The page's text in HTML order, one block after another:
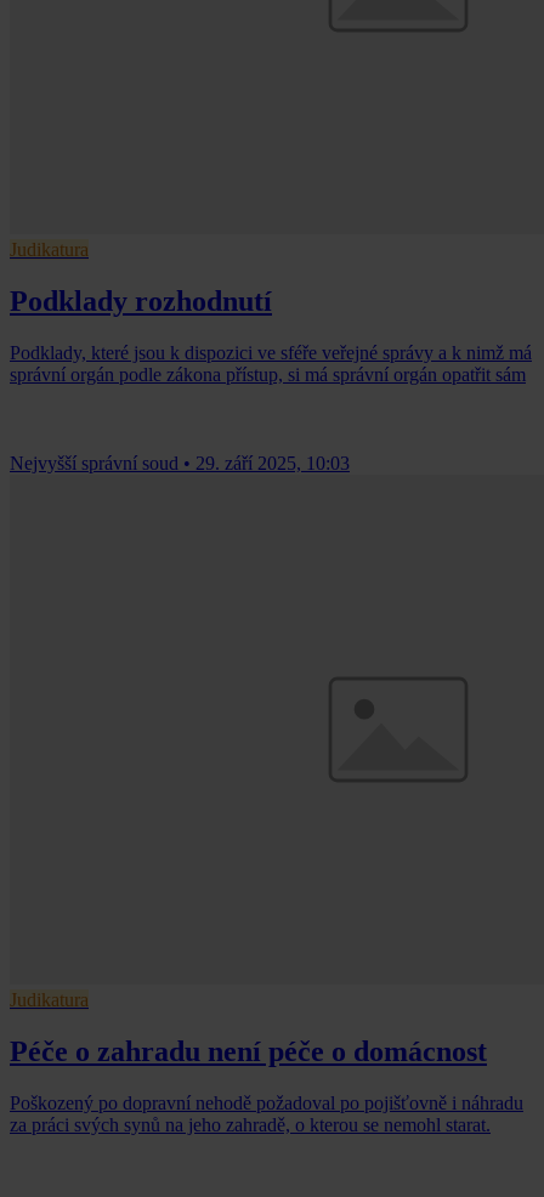
Judikatura
Podklady rozhodnutí
Podklady, které jsou k dispozici ve sféře veřejné správy a k nimž má
správní orgán podle zákona přístup, si má správní orgán opatřit sám
Nejvyšší správní soud • 29. září 2025, 10:03
Judikatura
Péče o zahradu není péče o domácnost
Poškozený po dopravní nehodě požadoval po pojišťovně i náhradu
za práci svých synů na jeho zahradě, o kterou se nemohl starat.